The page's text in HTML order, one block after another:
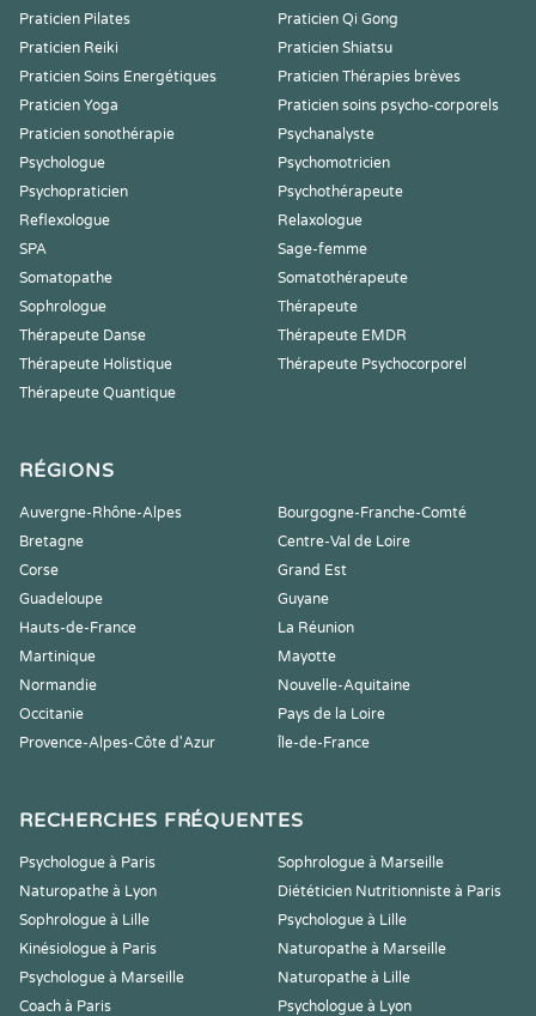
Praticien Pilates
Praticien Qi Gong
Praticien Reiki
Praticien Shiatsu
Praticien Soins Energétiques
Praticien Thérapies brèves
Praticien Yoga
Praticien soins psycho-corporels
Praticien sonothérapie
Psychanalyste
Psychologue
Psychomotricien
Psychopraticien
Psychothérapeute
Reflexologue
Relaxologue
SPA
Sage-femme
Somatopathe
Somatothérapeute
Sophrologue
Thérapeute
Thérapeute Danse
Thérapeute EMDR
Thérapeute Holistique
Thérapeute Psychocorporel
Thérapeute Quantique
RÉGIONS
Auvergne-Rhône-Alpes
Bourgogne-Franche-Comté
Bretagne
Centre-Val de Loire
Corse
Grand Est
Guadeloupe
Guyane
Hauts-de-France
La Réunion
Martinique
Mayotte
Normandie
Nouvelle-Aquitaine
Occitanie
Pays de la Loire
Provence-Alpes-Côte d'Azur
Île-de-France
RECHERCHES FRÉQUENTES
Psychologue à Paris
Sophrologue à Marseille
Naturopathe à Lyon
Diététicien Nutritionniste à Paris
Sophrologue à Lille
Psychologue à Lille
Kinésiologue à Paris
Naturopathe à Marseille
Psychologue à Marseille
Naturopathe à Lille
Coach à Paris
Psychologue à Lyon